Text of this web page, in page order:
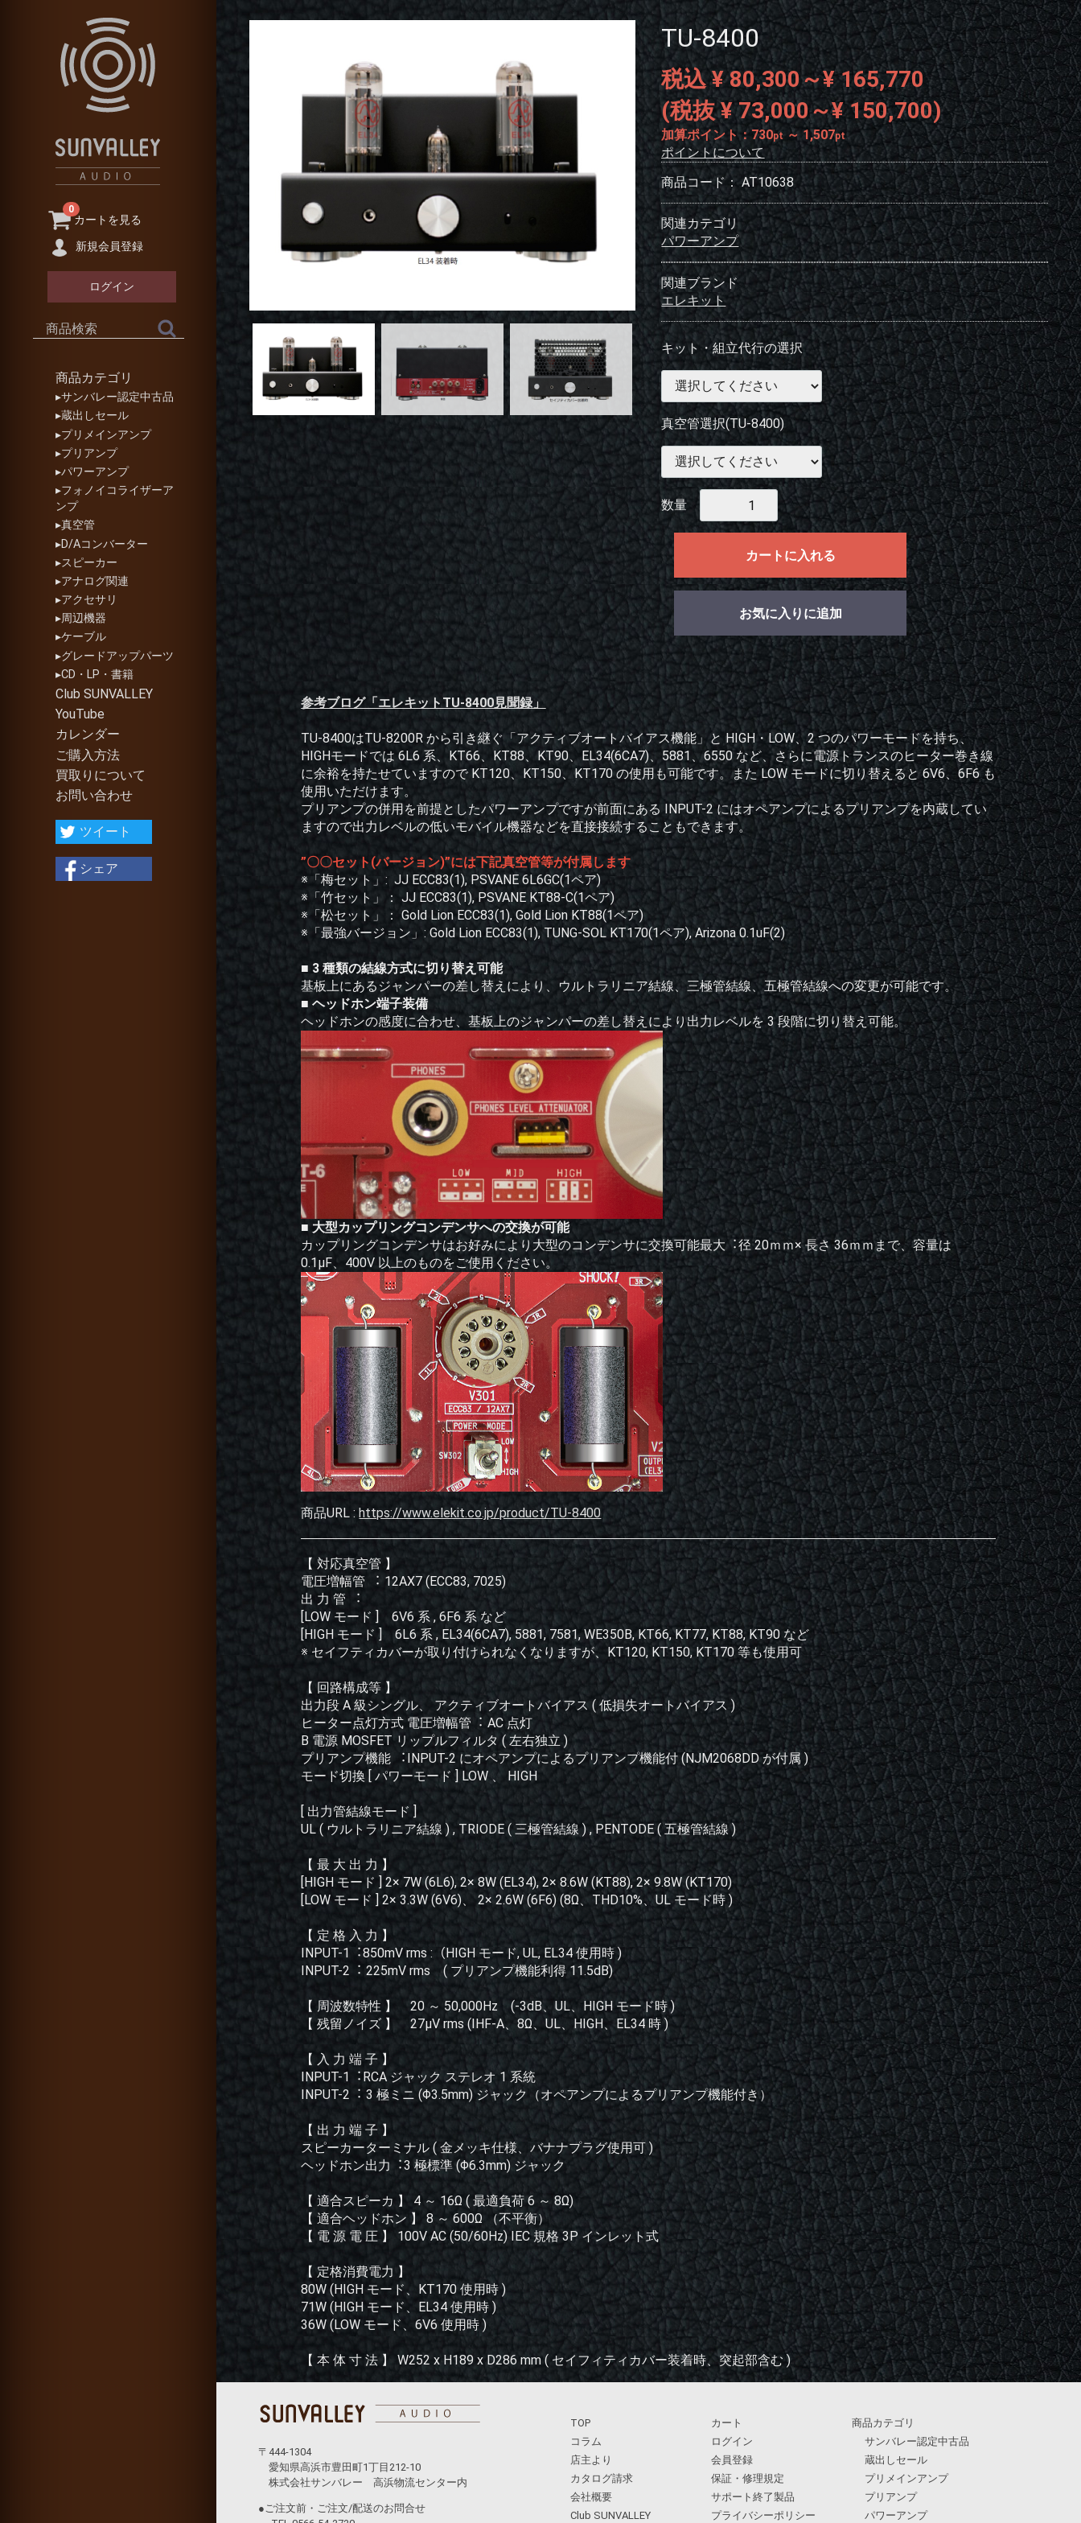
0
カートを見る
新規会員登録
ログイン
商品カテゴリ
▸サンバレー認定中古品
▸蔵出しセール
▸プリメインアンプ
▸プリアンプ
▸パワーアンプ
▸フォノイコライザーア
ンプ
▸真空管
▸D/Aコンバーター
▸スピーカー
▸アナログ関連
▸アクセサリ
▸周辺機器
▸ケーブル
▸グレードアップパーツ
▸CD・LP・書籍
Club SUNVALLEY
YouTube
カレンダー
ご購入方法
買取りについて
お問い合わせ
ツイート
シェア
TU-8400
税込 ¥ 80,300～¥ 165,770
(税抜 ¥ 73,000～¥ 150,700)
加算ポイント：730pt ～ 1,507pt
ポイントについて
商品コード：AT10638
関連カテゴリ
パワーアンプ
関連ブランド
エレキット
キット・組立代行の選択
真空管選択(TU-8400)
数量
カートに入れる
お気に入りに追加
参考ブログ「エレキットTU-8400見聞録」
TU-8400はTU-8200R から引き継ぐ「アクティブオートバイアス機能」と HIGH・LOW、2 つのパワーモードを持ち、
HIGHモードでは 6L6 系、KT66、KT88、KT90、EL34(6CA7)、5881、6550 など、さらに電源トランスのヒーター巻き線
に余裕を持たせていますので KT120、KT150、KT170 の使用も可能です。また LOW モードに切り替えると 6V6、6F6 も
使用いただけます。
プリアンプの併用を前提としたパワーアンプですが前面にある INPUT-2 にはオペアンプによるプリアンプを内蔵してい
ますので出力レベルの低いモバイル機器などを直接接続することもできます。
”〇〇セット(バージョン)”には下記真空管等が付属します
※「梅セット」: JJ ECC83(1), PSVANE 6L6GC(1ペア)
※「竹セット」： JJ ECC83(1), PSVANE KT88-C(1ペア)
※「松セット」： Gold Lion ECC83(1), Gold Lion KT88(1ペア)
※「最強バージョン」: Gold Lion ECC83(1), TUNG-SOL KT170(1ペア), Arizona 0.1uF(2)
■ 3 種類の結線方式に切り替え可能
基板上にあるジャンパーの差し替えにより、ウルトラリニア結線、三極管結線、五極管結線への変更が可能です。
■ ヘッドホン端子装備
ヘッドホンの感度に合わせ、基板上のジャンパーの差し替えにより出力レベルを 3 段階に切り替え可能。
■ 大型カップリングコンデンサへの交換が可能
カップリングコンデンサはお好みにより大型のコンデンサに交換可能最大︓径 20ｍｍ× 長さ 36ｍｍまで、容量は
0.1μF、400V 以上のものをご使用ください。
商品URL :https://www.elekit.co.jp/product/TU-8400
【 対応真空管 】
電圧増幅管 ︓ 12AX7 (ECC83, 7025)
出 力 管 ︓
[LOW モード ] 6V6 系 , 6F6 系 など
[HIGH モード ] 6L6 系 , EL34(6CA7), 5881, 7581, WE350B, KT66, KT77, KT88, KT90 など
※ セイフティカバーが取り付けられなくなりますが、KT120, KT150, KT170 等も使用可
【 回路構成等 】
出力段 A 級シングル、 アクティブオートバイアス ( 低損失オートバイアス )
ヒーター点灯方式 電圧増幅管︓ AC 点灯
B 電源 MOSFET リップルフィルタ ( 左右独立 )
プリアンプ機能 ︓INPUT-2 にオペアンプによるプリアンプ機能付 (NJM2068DD が付属 )
モード切換 [ パワーモード ] LOW 、 HIGH
[ 出力管結線モード ]
UL ( ウルトラリニア結線 ) , TRIODE ( 三極管結線 ) , PENTODE ( 五極管結線 )
【 最 大 出 力 】
[HIGH モード ] 2× 7W (6L6), 2× 8W (EL34), 2× 8.6W (KT88), 2× 9.8W (KT170)
[LOW モード ] 2× 3.3W (6V6)、 2× 2.6W (6F6) (8Ω、THD10%、UL モード時 )
【 定 格 入 力 】
INPUT-1︓850mV rms :（HIGH モード, UL, EL34 使用時 )
INPUT-2︓ 225mV rms ( プリアンプ機能利得 11.5dB)
【 周波数特性 】 20 ～ 50,000Hz (-3dB、UL、HIGH モード時 )
【 残留ノイズ 】 27µV rms (IHF-A、8Ω、UL、HIGH、EL34 時 )
【 入 力 端 子 】
INPUT-1︓RCA ジャック ステレオ 1 系統
INPUT-2︓ 3 極ミニ (Φ3.5mm) ジャック（オペアンプによるプリアンプ機能付き）
【 出 力 端 子 】
スピーカーターミナル ( 金メッキ仕様、バナナプラグ使用可 )
ヘッドホン出力︓3 極標準 (Φ6.3mm) ジャック
【 適合スピーカ 】 4 ～ 16Ω ( 最適負荷 6 ～ 8Ω)
【 適合ヘッドホン 】 8 ～ 600Ω （不平衡）
【 電 源 電 圧 】 100V AC (50/60Hz) IEC 規格 3P インレット式
【 定格消費電力 】
80W (HIGH モード、KT170 使用時 )
71W (HIGH モード、EL34 使用時 )
36W (LOW モード、6V6 使用時 )
【 本 体 寸 法 】 W252 x H189 x D286 mm ( セイフィティカバー装着時、突起部含む )
TOP
コラム
店主より
カタログ請求
会社概要
Club SUNVALLEY
カート
ログイン
会員登録
保証・修理規定
サポート終了製品
プライバシーポリシー
商品カテゴリ
サンバレー認定中古品
蔵出しセール
プリメインアンプ
プリアンプ
パワーアンプ
〒444-1304
愛知県高浜市豊田町1丁目212-10
株式会社サンバレー 高浜物流センター内
●ご注文前・ご注文/配送のお問合せ